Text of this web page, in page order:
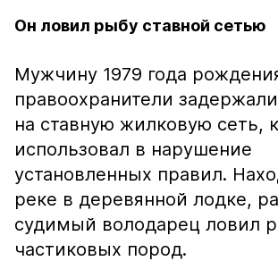
Он ловил рыбу ставной сетью
Мужчину 1979 года
правоохранители
на ставную жилковую сеть,
использовал в нарушение
установленных правил.
реке в деревянной лодке,
судимый володарец ловил
частиковых пород.